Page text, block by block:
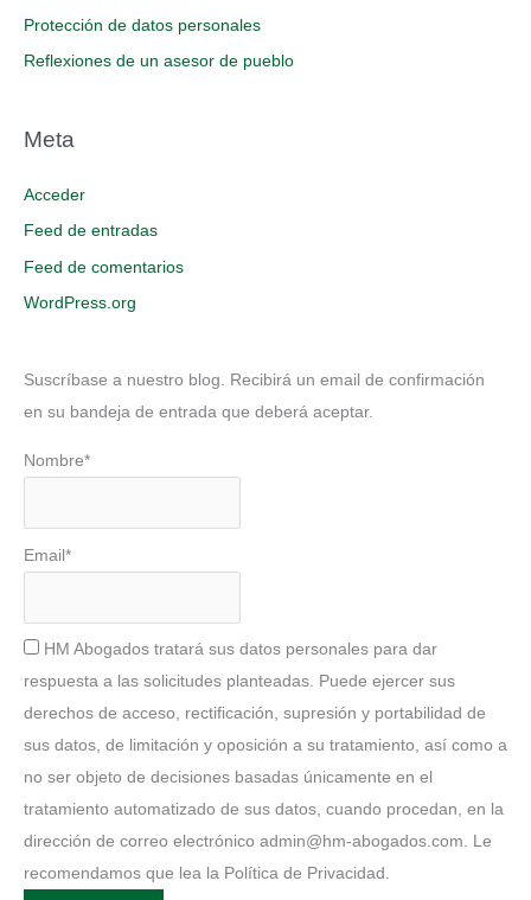
Protección de datos personales
Reflexiones de un asesor de pueblo
Meta
Acceder
Feed de entradas
Feed de comentarios
WordPress.org
Suscríbase a nuestro blog. Recibirá un email de confirmación
en su bandeja de entrada que deberá aceptar.
Nombre*
Email*
HM Abogados tratará sus datos personales para dar
respuesta a las solicitudes planteadas. Puede ejercer sus
derechos de acceso, rectificación, supresión y portabilidad de
sus datos, de limitación y oposición a su tratamiento, así como a
no ser objeto de decisiones basadas únicamente en el
tratamiento automatizado de sus datos, cuando procedan, en la
dirección de correo electrónico admin@hm-abogados.com. Le
recomendamos que lea la Política de Privacidad.